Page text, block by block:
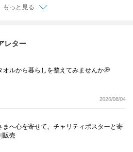
もっと見る
レター
オルから暮らしを整えてみませんか💭
2026/08/04
まへ心を寄せて。チャリティポスターと寄
販売